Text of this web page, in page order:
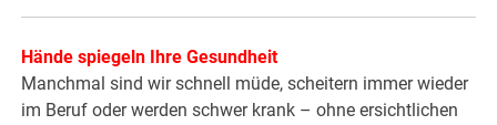
Hände spiegeln Ihre Gesundheit
Manchmal sind wir schnell müde, scheitern immer wieder
im Beruf oder werden schwer krank – ohne ersichtlichen